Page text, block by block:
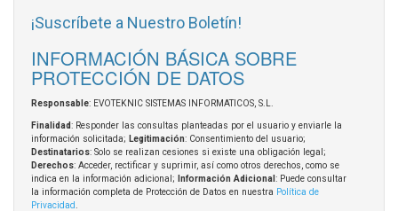
¡Suscríbete a Nuestro Boletín!
INFORMACIÓN BÁSICA SOBRE
PROTECCIÓN DE DATOS
Responsable: EVOTEKNIC SISTEMAS INFORMATICOS, S.L.
Finalidad: Responder las consultas planteadas por el usuario y enviarle la
información solicitada; Legitimación: Consentimiento del usuario;
Destinatarios: Solo se realizan cesiones si existe una obligación legal;
Derechos: Acceder, rectificar y suprimir, así como otros derechos, como se
indica en la información adicional;
Información Adicional : Puede consultar
la información completa de Protección de Datos en nuestra Política de
Privacidad